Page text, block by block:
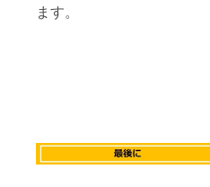
ます。